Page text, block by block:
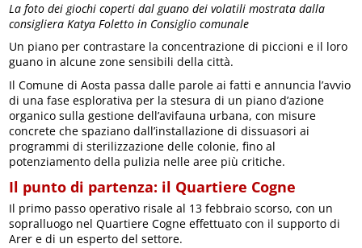
La foto dei giochi coperti dal guano dei volatili mostrata dalla
consigliera Katya Foletto in Consiglio comunale
Un piano per contrastare la concentrazione di piccioni e il loro
guano in alcune zone sensibili della città.
Il Comune di Aosta passa dalle parole ai fatti e annuncia l’avvio
di una fase esplorativa per la stesura di un piano d’azione
organico sulla gestione dell’avifauna urbana, con misure
concrete che spaziano dall’installazione di dissuasori ai
programmi di sterilizzazione delle colonie, fino al
potenziamento della pulizia nelle aree più critiche.
Il punto di partenza: il Quartiere Cogne
Il primo passo operativo risale al 13 febbraio scorso, con un
sopralluogo nel Quartiere Cogne effettuato con il supporto di
Arer e di un esperto del settore.